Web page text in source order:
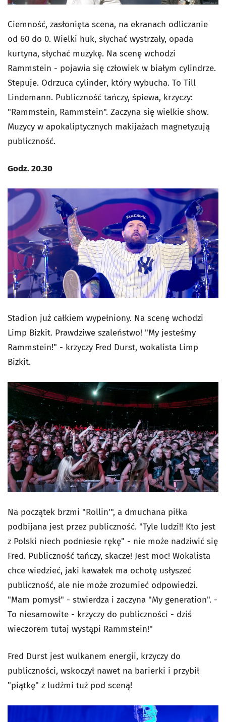
Ciemność, zasłonięta scena, na ekranach odliczanie
od 60 do 0. Wielki huk, słychać wystrzały, opada
kurtyna, słychać muzykę. Na scenę wchodzi
Rammstein - pojawia się człowiek w białym cylindrze.
Stepuje. Odrzuca cylinder, który wybucha. To Till
Lindemann. Publiczność tańczy, śpiewa, krzyczy:
"Rammstein, Rammstein". Zaczyna się wielkie show.
Muzycy w apokaliptycznych makijażach magnetyzują
publiczność.
Godz. 20.30
Stadion już całkiem wypełniony. Na scenę wchodzi
Limp Bizkit. Prawdziwe szaleństwo! "My jesteśmy
Rammstein!" - krzyczy Fred Durst, wokalista Limp
Bizkit.
Na początek brzmi "Rollin'", a dmuchana piłka
podbijana jest przez publiczność. "Tyle ludzi!! Kto jest
z Polski niech podniesie rękę" - nie może nadziwić się
Fred. Publiczność tańczy, skacze! Jest moc! Wokalista
chce wiedzieć, jaki kawałek ma ochotę usłyszeć
publiczność, ale nie może zrozumieć odpowiedzi.
"Mam pomysł" - stwierdza i zaczyna "My generation". -
To niesamowite - krzyczy do publiczności - dziś
wieczorem tutaj wystąpi Rammstein!"
Fred Durst jest wulkanem energii, krzyczy do
publiczności, wskoczył nawet na barierki i przybił
"piątkę" z ludźmi tuż pod sceną!